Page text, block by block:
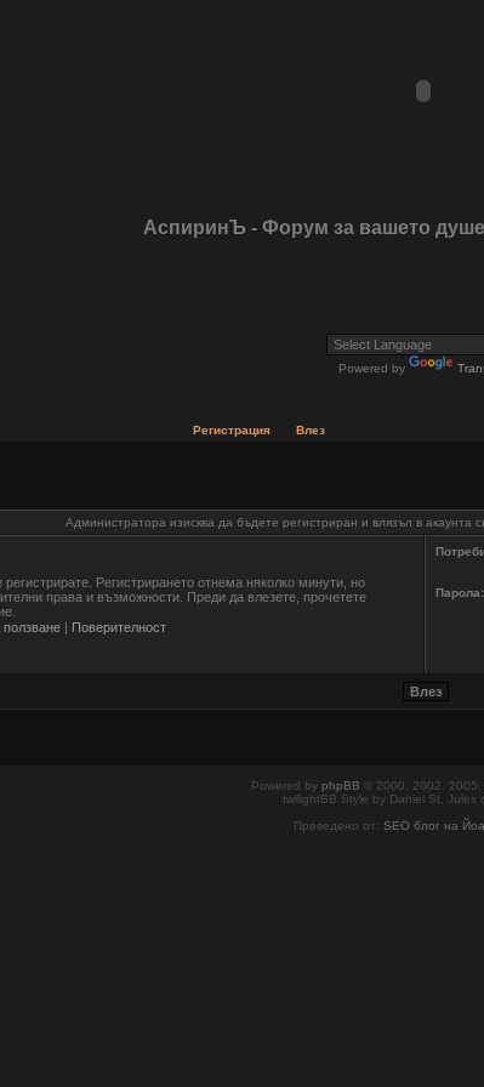
АспиринЪ - Форум за вашето
Powered by
Регистрация
Влез
Администратора изисква да бъдете регистриран и влязъл в акаунта
Регистрирането отнема няколко минути, но
права и възможности. Преди да влезете, прочетете
ползване | Поверителност
Парола:
Powered by phpBB © 2000, 2002,
twilightBB Style by Daniel St. Jules
Преведено от: SEO блог на